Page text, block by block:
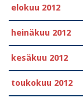
elokuu 2012
heinäkuu 2012
kesäkuu 2012
toukokuu 2012